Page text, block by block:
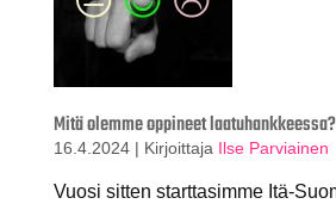
Mitä olemme oppineet laatuhankkeessa?
16.4.2024 | Kirjoittaja Ilse Parviainen
Vuosi sitten starttasimme Itä-